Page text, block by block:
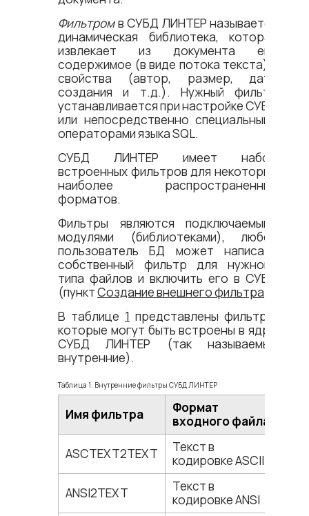
Фильтромв СУБД ЛИНТЕР называется
динамическая библиотека, которая
извлекает из документа его
содержимое (в виде потока текста) и
свойства (автор, размер, дата
создания и т.д.). Нужный фильтр
устанавливается при настройке СУБД
или непосредственно специальными
операторами языка SQL.
СУБД ЛИНТЕР имеет набор
встроенных фильтров для некоторых
наиболее распространенных
форматов.
Фильтры являются подключаемыми
модулями (библиотеками), любой
пользователь БД может написать
собственный фильтр для нужного
типа файлов и включить его в СУБД
(пунктСоздание внешнего фильтра
В таблице 1 представлены фильтры,
которые могут быть встроены в ядро
СУБД ЛИНТЕР (так называемые
внутренние).
Таблица 1. Внутренние фильтры СУБД ЛИНТЕР
Имя фильтра
Формат
входного файла
ASCTEXT2TEXT
Текст в
кодировке ASCII
ANSI2TEXT
Текст в
кодировке ANSI